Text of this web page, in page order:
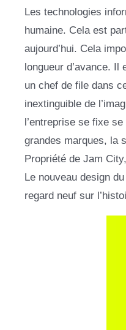
Les technologies
humaine. Cela est
aujourd’hui. Cela
longueur d’avance.
un chef de file dans
inextinguible de
l’entreprise se fixe
grandes marques, la
Propriété de Jam
Le nouveau design
regard neuf sur